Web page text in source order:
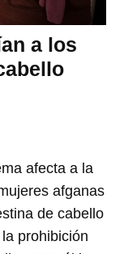
a los
afecta a la
afganas
de cabello
prohibición